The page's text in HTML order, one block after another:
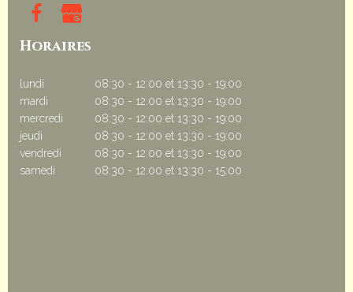
Horaires
lundi 08:30 - 12:00 et 13:30 - 19:00
mardi
08:30 - 12:00 et 13:30 - 19:00
mercredi
08:30 - 12:00 et 13:30 - 19:00
jeudi
08:30 - 12:00 et 13:30 - 19:00
vendredi
08:30 - 12:00 et 13:30 - 19:00
samedi
08:30 - 12:00 et 13:30 - 15:00